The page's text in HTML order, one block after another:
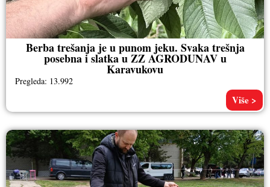
Berba trešanja je u punom jeku. Svaka trešnja
posebna i slatka u ZZ AGRODUNAV u
Karavukovu
Pregleda: 13.992
Više >